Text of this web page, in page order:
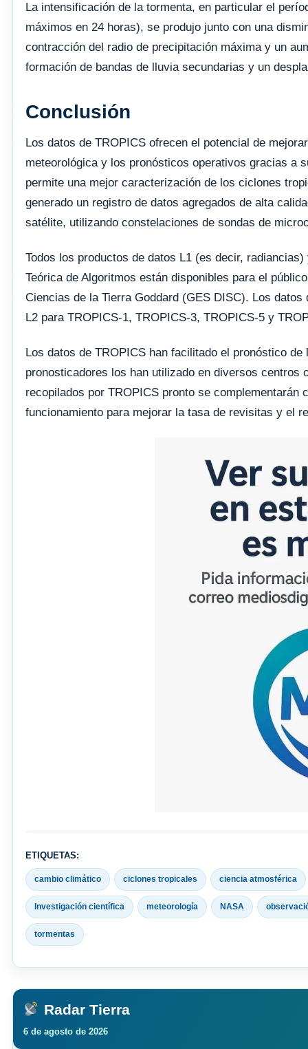
La intensificación de la tormenta, en particular el
máximos en 24 horas), se produjo junto con una
contracción del radio de precipitación máxima y un
formación de bandas de lluvia secundarias y un
Conclusión
Los datos de TROPICS ofrecen el potencial de
meteorológica y los pronósticos operativos gracias a
permite una mejor caracterización de los ciclones
generado un registro de datos agregados de alta
satélite, utilizando constelaciones de sondas de
Todos los productos de datos L1 (es decir,
Teórica de Algoritmos están disponibles para el
Ciencias de la Tierra Goddard (GES DISC). Los
L2 para TROPICS-1, TROPICS-3, TROPICS-5 y
Los datos de TROPICS han facilitado el pronóstico
pronosticadores los han utilizado en diversos
recopilados por TROPICS pronto se
funcionamiento para mejorar la tasa de revisitas y el
ETIQUETAS:
cambio climático ciclones tropicales ciencia atmosférica
Investigación científica meteorología NASA
tormentas
Radar Tierra
6 de agosto de 2026